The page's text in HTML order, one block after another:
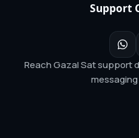
Support
Reach Gazal Sat support